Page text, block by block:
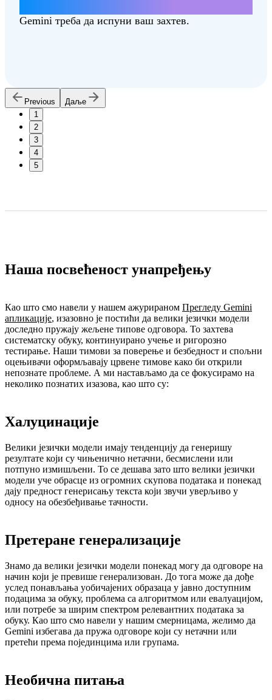
Gemini треба да испуни ваш захтев.
Previous
Даље
1
2
3
4
5
Наша посвећеност унапређењу
Као што смо навели у нашем ажурираном Прегледу Gemini
апликације, изазовно је постићи да велики језички модели
доследно пружају жељене типове одговора. То захтева
систематску обуку, континуирано учење и ригорозно
тестирање. Наши тимови за поверење и безбедност и спољни
оцењивачи оформљавају црвене тимове како би открили
непознате проблеме. А ми настављамо да се фокусирамо на
неколико познатих изазова, као што су:
Халуцинације
Велики језички модели имају тенденцију да генеришу
резултате који су чињенично нетачни, бесмислени или
потпуно измишљени. То се дешава зато што велики језички
модели уче обрасце из огромних скупова података и понекад
дају предност генерисању текста који звучи уверљиво у
односу на обезбеђивање тачности.
Претеране генерализације
Знамо да велики језички модели понекад могу да одговоре на
начин који је превише генерализован. До тога може да дође
услед понављања уобичајених образаца у јавно доступним
подацима за обуку, проблема са алгоритмом или евалуацијом,
или потребе за ширим спектром релевантних података за
обуку. Као што смо навели у нашим смерницама, желимо да
Gemini избегава да пружа одговоре који су нетачни или
претећи према појединцима или групама.
Необична питања